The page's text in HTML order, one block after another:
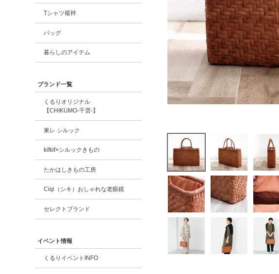
Tシャツ襦袢
バッグ
暮らしのアイテム
ブランド一覧
くるりオリジナル
【CHIKUMO-千雲-】
東レ シルック
kifkif×シルックきもの
たかはしきもの工房
Ciqi（シキ）おしゃれな老眼鏡
セレクトブランド
イベント情報
くるりイベントINFO